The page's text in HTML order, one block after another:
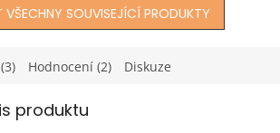
VŠECHNY SOUVISEJÍCÍ PRODUKTY
Hodnocení (2) Diskuze
produktu